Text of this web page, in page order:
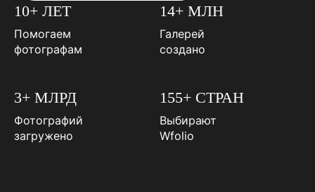
10+ ЛЕТ
Помогаем
фотографам
14+ МЛН
Галерей
создано
3+ МЛРД
Фотографий
загружено
155+ СТРАН
Выбирают
Wfolio